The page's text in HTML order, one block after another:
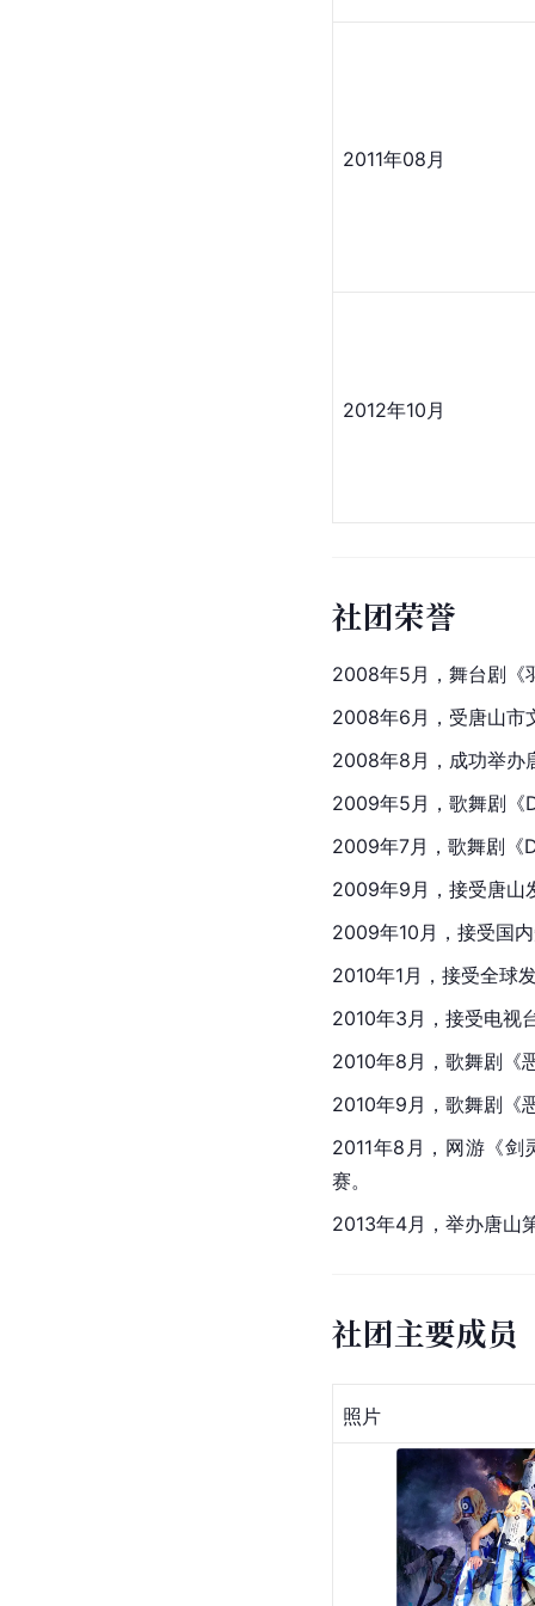
2011年08月
2012年10月
社团荣誉
2008年5月，舞台剧《
2008年6月，受唐山市
2008年8月，成功举办
2009年5月，歌舞剧《
2009年7月，歌舞剧《
2009年9月，接受唐山
2009年10月，接受国
2010年1月，接受全球
2010年3月，接受电视
2010年8月，歌舞剧《
2010年9月，歌舞剧《
2011年8月，网游《剑
赛。
2013年4月，举办唐山
社团主要成员
照片